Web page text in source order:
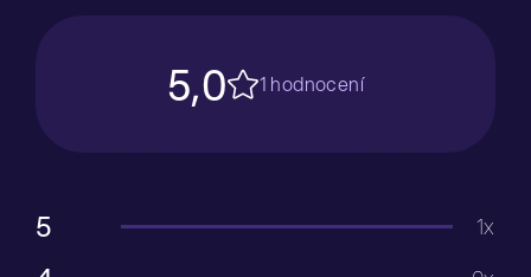
5,0 1 hodnocení
5 1x